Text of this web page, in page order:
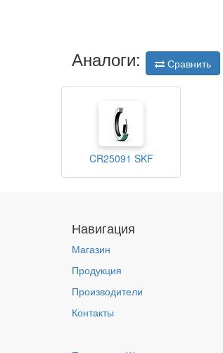
Аналоги: Сравнить
CR25091 SKF
Навигация
Магазин
Продукция
Производители
Контакты